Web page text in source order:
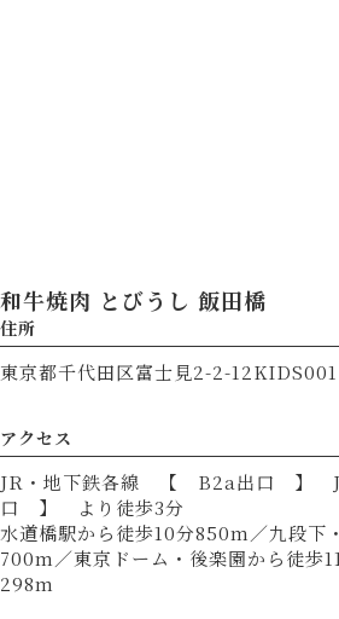
和牛焼肉 とびうし 飯田橋
住所
東京都千代田区富士見2-2-
アクセス
JR・地下鉄各線 【 B2a出口 】
口 】 より徒歩3分
水道橋駅から徒歩10分850m／九段下
700m／東京ドーム・後楽園から徒歩
298m